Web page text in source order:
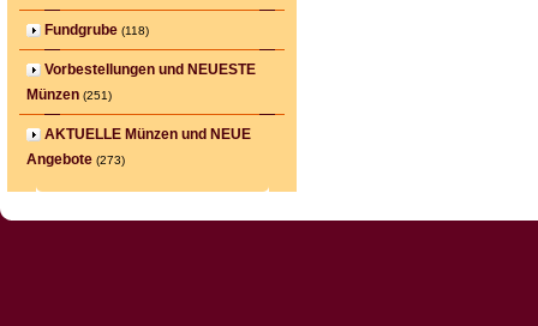
Fundgrube (118)
Vorbestellungen und NEUESTE
Münzen (251)
AKTUELLE Münzen und NEUE
Angebote (273)